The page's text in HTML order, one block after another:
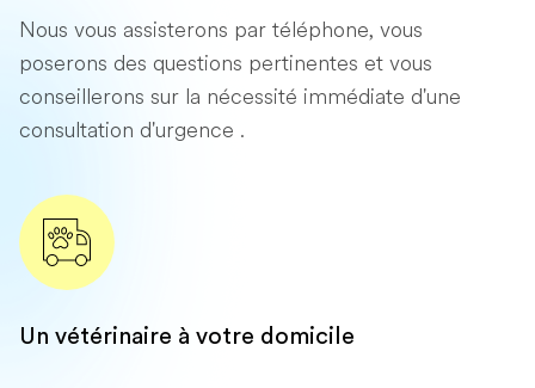
Nous vous assisterons par téléphone, vous
poserons des questions pertinentes et vous
conseillerons sur la nécessité immédiate d'une
consultation d'urgence .
Un vétérinaire à votre domicile